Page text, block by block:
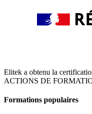
Elitek a obtenu la
ACTIONS DE
Formations populaires